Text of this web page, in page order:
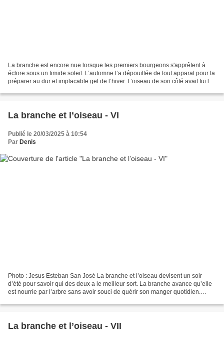
La branche est encore nue lorsque les premiers bourgeons s'apprêtent à
éclore sous un timide soleil. L’automne l’a dépouillée de tout apparat pour la
préparer au dur et implacable gel de l’hiver. L’oiseau de son côté avait fui la
La branche et l’oiseau - VI
Publié le 20/03/2025 à 10:54
Par Denis
Photo : Jesus Esteban San José La branche et l’oiseau devisent un soir
d’été pour savoir qui des deux a le meilleur sort. La branche avance qu’elle
est nourrie par l’arbre sans avoir souci de quérir son manger quotidien.
La branche et l’oiseau - VII